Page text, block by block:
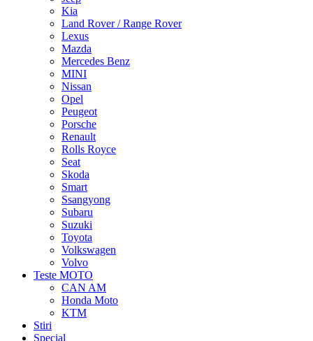
Kia
Land Rover / Range Rover
Lexus
Mazda
Mercedes Benz
MINI
Nissan
Opel
Peugeot
Porsche
Renault
Rolls Royce
Seat
Skoda
Smart
Ssangyong
Subaru
Suzuki
Toyota
Volkswagen
Volvo
Teste MOTO
CAN AM
Honda Moto
KTM
Stiri
Special